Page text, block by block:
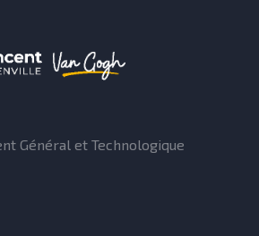
Général et Technologique